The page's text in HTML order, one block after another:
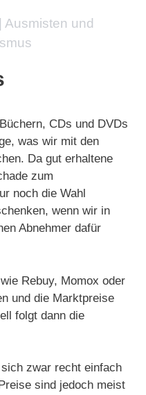
Ausmisten und
CDs und DVDs
was wir mit den
Da gut erhaltene
zum
noch die Wahl
wenn wir in
Abnehmer dafür
Rebuy, Momox oder
und die Marktpreise
folgt dann die
zwar recht einfach
sind jedoch meist